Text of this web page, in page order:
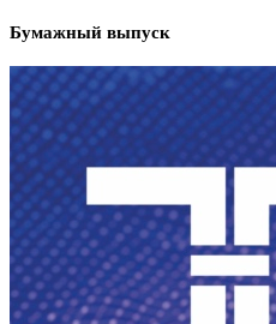
Бумажный выпуск